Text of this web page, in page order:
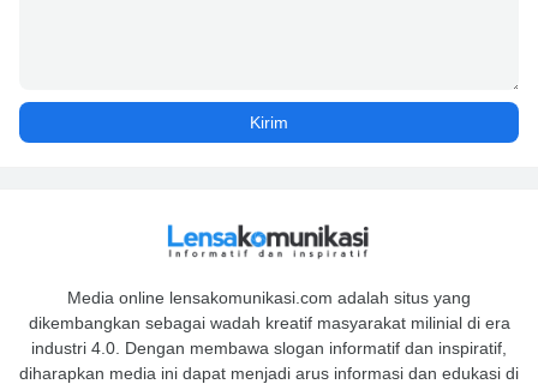
Media online lensakomunikasi.com adalah situs yang
dikembangkan sebagai wadah kreatif masyarakat milinial di era
industri 4.0. Dengan membawa slogan informatif dan inspiratif,
diharapkan media ini dapat menjadi arus informasi dan edukasi di